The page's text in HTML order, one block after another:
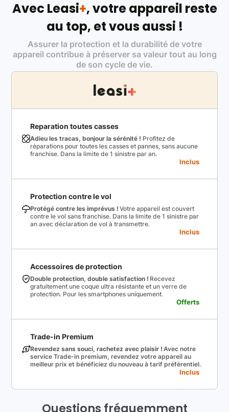
Avec Leasi+, votre appareil reste
au top, et vous aussi !
Assurer la protection et la durabilité de votre
appareil contribue à préserver sa valeur tout au long
de son cycle de vie.
Reparation toutes casses
Adieu les tracas, bonjour la sérénité ! Profitez de
réparations pour toutes les casses et pannes, sans aucune
franchise. Dans la limite de 1 sinistre par an.
Inclus
Protection contre le vol
Protégé contre les imprévus ! Votre appareil est couvert
contre le vol sans franchise. Dans la limite de 1 sinistre par
an avec déclaration de vol à transmettre.
Inclus
Accessoires de protection
Double protection, double satisfaction ! Recevez
gratuitement une coque ultra résistante et un verre de
protection. Pour les smartphones uniquement.
Offerts
Trade-in Premium
Revendez sans souci, rachetez avec plaisir ! Avec notre
service Trade-in premium, revendez votre appareil au
meilleur prix et bénéficiez du nouveau à tarif préférentiel.
Inclus
Questions fréquemment